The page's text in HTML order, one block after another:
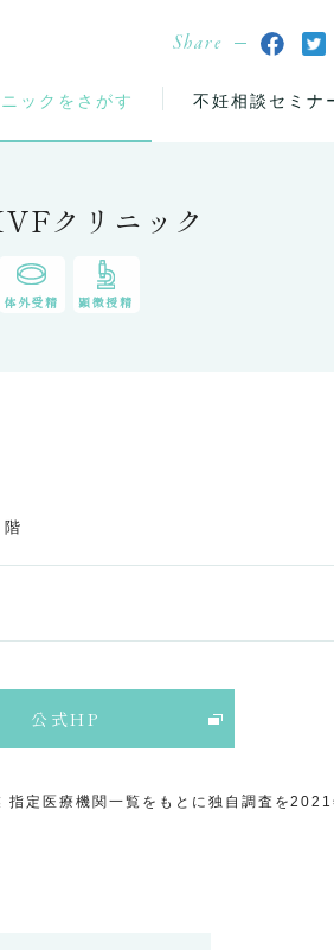
Share
ックをさがす 不妊相談セミナ
クリニック
体外受精 顕微授精
公式HP
定医療機関一覧をもとに独自調査を2021